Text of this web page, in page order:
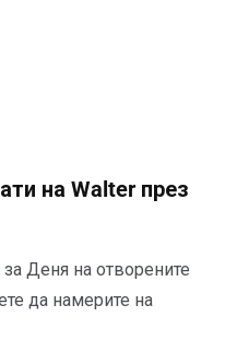
на Walter през
Деня на отворените
да намерите на